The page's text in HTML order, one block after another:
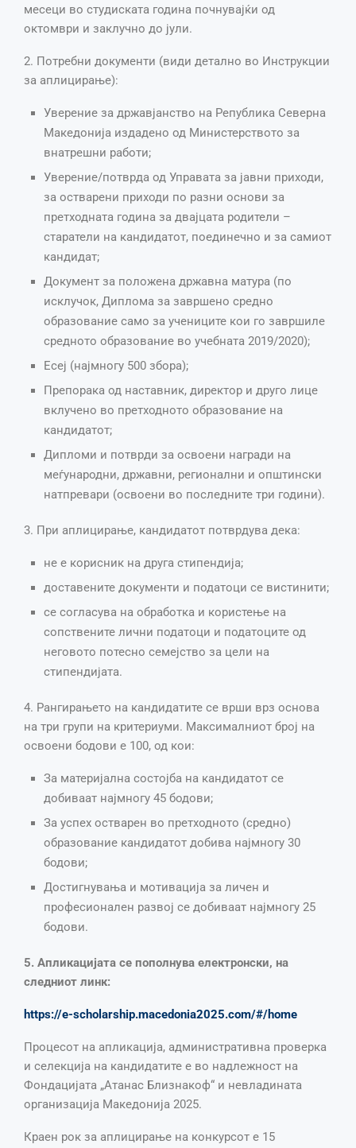
месеци во студиската година почнувајќи од
октомври и заклучно до јули.
2. Потребни документи (види детално во Инструкции
за аплицирање):
Уверение за државјанство на Република Северна
Македонија издадено од Министерството за
внатрешни работи;
Уверение/потврда од Управата за јавни приходи,
за остварени приходи по разни основи за
претходната година за двајцата родители –
старатели на кандидатот, поединечно и за самиот
кандидат;
Документ за положена државна матура (по
исклучок, Диплома за завршено средно
образование само за учениците кои го завршиле
средното образование во учебната 2019/2020);
Есеј (најмногу 500 збора);
Препорака од наставник, директор и друго лице
вклучено во претходното образование на
кандидатот;
Дипломи и потврди за освоени награди на
меѓународни, државни, регионални и општински
натпревари (освоени во последните три години).
3. При аплицирање, кандидатот потврдува дека:
не е корисник на друга стипендија;
доставените документи и податоци се вистинити;
се согласува на обработка и користење на
сопствените лични податоци и податоците од
неговото потесно семејство за цели на
стипендијата.
4. Рангирањето на кандидатите се врши врз основа
на три групи на критериуми. Максималниот број на
освоени бодови е 100, од кои:
За материјална состојба на кандидатот се
добиваат најмногу 45 бодови;
За успех остварен во претходното (средно)
образование кандидатот добива најмногу 30
бодови;
Достигнувања и мотивација за личен и
професионален развој се добиваат најмногу 25
бодови.
5. Апликацијата се пополнува електронски, на
следниот линк:
https://e-scholarship.macedonia2025.com/#/home
Процесот на апликација, административна проверка
и селекција на кандидатите е во надлежност на
Фондацијата „Атанас Близнакоф“ и невладината
организација Македонија 2025.
Краен рок за аплицирање на конкурсот е 15